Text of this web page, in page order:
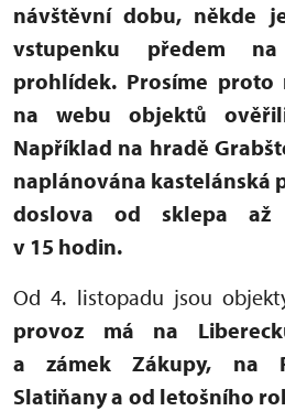
návštěvní dobu, někde
vstupenku předem
prohlídek. Prosíme proto
na webu objektů
Například na hradě
naplánována kastelánská
doslova od sklepa až
v 15 hodin.
Od 4. listopadu jsou
provoz má na
a zámek Zákupy, na
Slatiňany a od letošního